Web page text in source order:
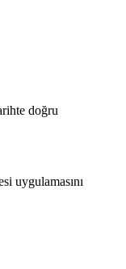
doğru
uygulamasını